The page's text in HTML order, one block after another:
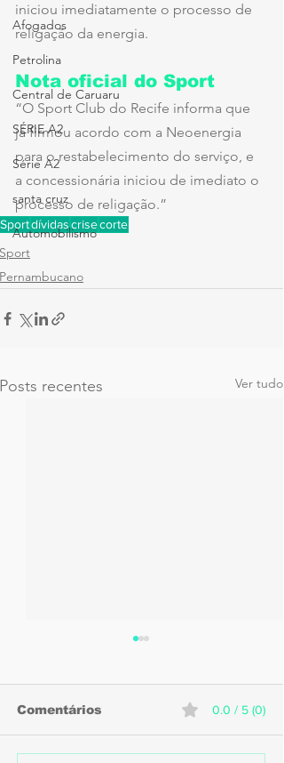
Afogados
Petrolina
Central de Caruaru
SÉRIE A2
Série A2
santa cruz
Automobilismo
iniciou imediatamente o processo de
religação da energia.
Nota oficial do Sport
“O Sport Club do Recife informa que
já firmou acordo com a Neoenergia
para o restabelecimento do serviço, e
a concessionária iniciou de imediato o
processo de religação.”
Sportdívidascrisecorte
Sport
Pernambucano
Posts recentes Ver tudo
Comentários 0.0 / 5 (0)